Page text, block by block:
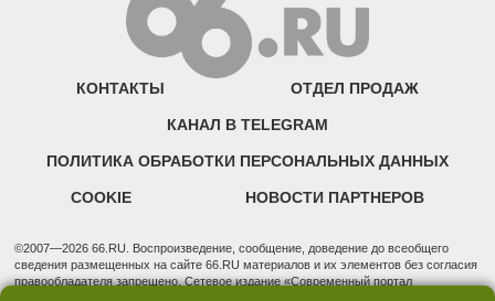
КОНТАКТЫ ОТДЕЛ ПРОДАЖ
КАНАЛ В TELEGRAM
ПОЛИТИКА ОБРАБОТКИ ПЕРСОНАЛЬНЫХ ДАННЫХ
COOKIE НОВОСТИ ПАРТНЕРОВ
©2007—2026 66.RU. Воспроизведение, сообщение, доведение до всеобщего
сведения размещенных на сайте 66.RU материалов и их элементов без согласия
правообладателя запрещено. Сетевое издание «Современный портал